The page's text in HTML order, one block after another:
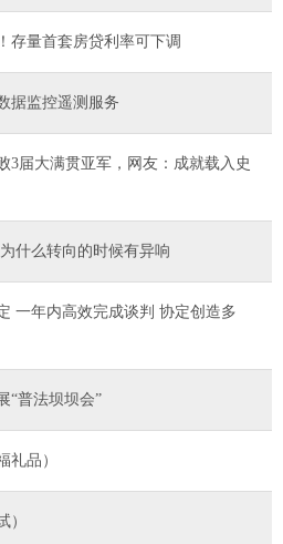
存量首套房贷利率可下调
据监控遥测服务
3届大满贯亚军，网友：成就载入史
什么转向的时候有异响
一年内高效完成谈判 协定创造多
“普法坝坝会”
礼品）
）